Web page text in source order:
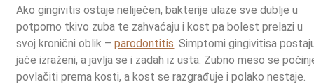
Ako gingivitis ostaje neliječen, bakterije ulaze sve dublje u
potporno tkivo zuba te zahvaćaju i kost pa bolest prelazi u
svoj kronični oblik –parodontitis. Simptomi gingivitisa
jače izraženi, a javlja se i zadah iz usta. Zubno meso se
povlačiti prema kosti, a kost se razgrađuje i polako nestaje.